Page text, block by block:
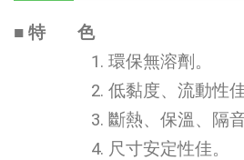
■ 特 色
1. 環保無溶劑。
2. 低黏度、流動性佳
3. 斷熱、保溫、隔音等
4. 尺寸安定性佳。